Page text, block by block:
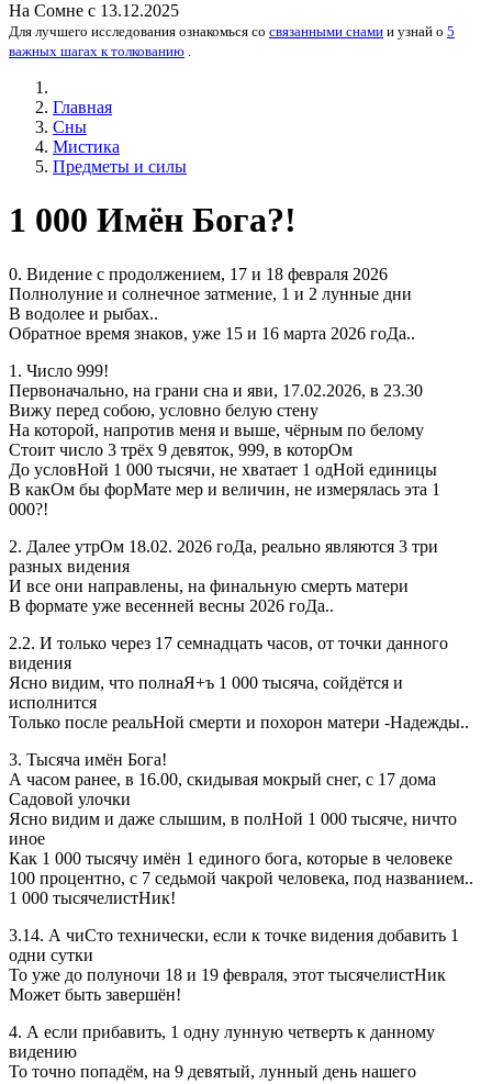
На Сомне с 13.12.2025
Для лучшего исследования ознакомься со связанными снами и узнай о 5
важных шагах к толкованию .
Главная
Сны
Мистика
Предметы и силы
1 000 Имён Бога?!
0. Видение с продолжением, 17 и 18 февраля 2026
Полнолуние и солнечное затмение, 1 и 2 лунные дни
В водолее и рыбах..
Обратное время знаков, уже 15 и 16 марта 2026 гоДа..
1. Число 999!
Первоначально, на грани сна и яви, 17.02.2026, в 23.30
Вижу перед собою, условно белую стену
На которой, напротив меня и выше, чёрным по белому
Стоит число 3 трёх 9 девяток, 999, в которОм
До условНой 1 000 тысячи, не хватает 1 одНой единицы
В какОм бы форМате мер и величин, не измерялась эта 1
000?!
2. Далее утрОм 18.02. 2026 гоДа, реально являются 3 три
разных видения
И все они направлены, на финальную смерть матери
В формате уже весенней весны 2026 гоДа..
2.2. И только через 17 семнадцать часов, от точки данного
видения
Ясно видим, что полнаЯ+ъ 1 000 тысяча, сойдётся и
исполнится
Только после реальНой смерти и похорон матери -Надежды..
3. Тысяча имён Бога!
А часом ранее, в 16.00, скидывая мокрый снег, с 17 дома
Садовой улочки
Ясно видим и даже слышим, в полНой 1 000 тысяче, ничто
иное
Как 1 000 тысячу имён 1 единого бога, которые в человеке
100 процентно, с 7 седьмой чакрой человека, под названием..
1 000 тысячелистНик!
3.14. А чиСто технически, если к точке видения добавить 1
одни сутки
То уже до полуночи 18 и 19 февраля, этот тысячелистНик
Может быть завершён!
4. А если прибавить, 1 одну лунную четверть к данному
видению
То точно попадём, на 9 девятый, лунный день нашего